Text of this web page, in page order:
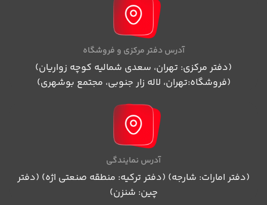
آدرس دفتر مرکزی و فروشگاه
(دفتر مرکزی: تهران، سعدی شمالیه کوچه زواریان)
(فروشگاه:تهران، لاله زار جنوبی، مجتمع بوشهری)
آدرس نمایندگی
(دفتر امارات: شارجه) (دفتر ترکیه: منطقه صنعتی اژه) (دفتر
چین: شنزن)